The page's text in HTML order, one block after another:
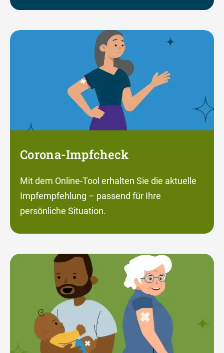
Corona-Impfcheck
Mit dem Online-Tool erhalten Sie die aktuelle
Impfempfehlung – passend für Ihre
persönliche Situation.